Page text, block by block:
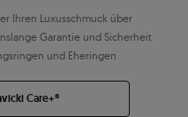
Ihren Luxusschmuck über
Garantie und Sicherheit
und Eheringen
Care+®